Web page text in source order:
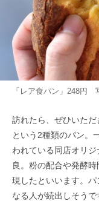
「レア食パン」248円
訪れたら、ぜひいた
という2種類のパン。
われている同店オリ
良。粉の配合や発酵
現したといいます。
なる人が続出しそうで